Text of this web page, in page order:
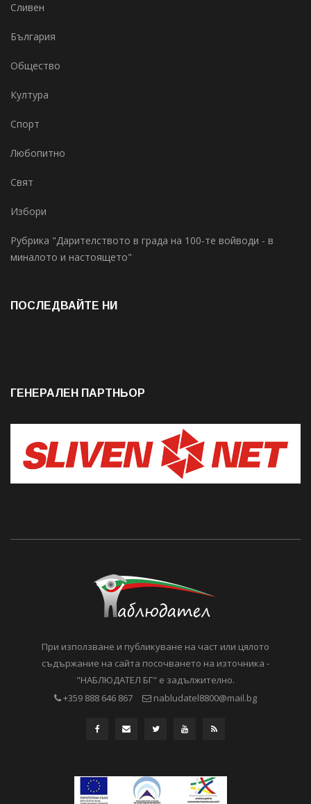
Сливен
България
Общество
Култура
Спорт
Любопитно
Свят
Избори
Рубрика "Дарителството в града на 100-те войводи - в
миналото и настоящето"
ПОСЛЕДВАЙТЕ НИ
ГЕНЕРАЛЕН ПАРТНЬОР
При използване и публикуване на част или цялото
съдържание на сайта посочването на източника -
"НАБЛЮДАТЕЛ БГ" е задължително.
+359 888 646 867
nabludatel8800@mail.bg